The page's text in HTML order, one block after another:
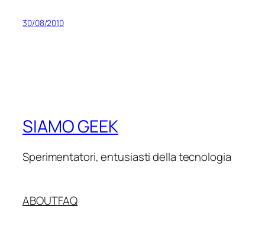
30/08/2010
SIAMO GEEK
Sperimentatori, entusiasti della tecnologia
ABOUTFAQ